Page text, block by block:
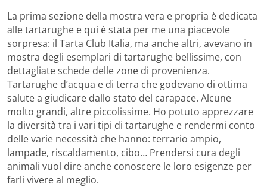
La prima sezione della mostra vera e propria è dedicata
alle tartarughe e qui è stata per me una piacevole
sorpresa: il Tarta Club Italia, ma anche altri, avevano in
mostra degli esemplari di tartarughe bellissime, con
dettagliate schede delle zone di provenienza.
Tartarughe d’acqua e di terra che godevano di ottima
salute a giudicare dallo stato del carapace. Alcune
molto grandi, altre piccolissime. Ho potuto apprezzare
la diversità tra i vari tipi di tartarughe e rendermi conto
delle varie necessità che hanno: terrario ampio,
lampade, riscaldamento, cibo… Prendersi cura degli
animali vuol dire anche conoscere le loro esigenze per
farli vivere al meglio.